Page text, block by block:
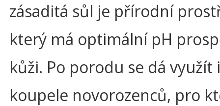
zásaditá sůl je přírodní
který má optimální pH
kůži. Po porodu se dá využít
koupele novorozenců, pro